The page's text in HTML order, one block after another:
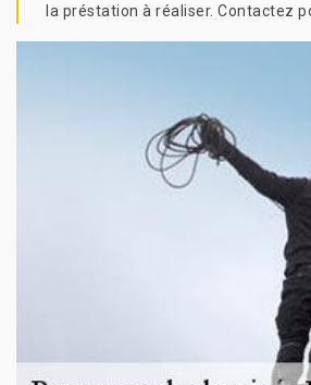
la préstation à réaliser. Contactez